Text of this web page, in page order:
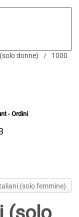
donne)
1000
- Ordini
(solo femmine)